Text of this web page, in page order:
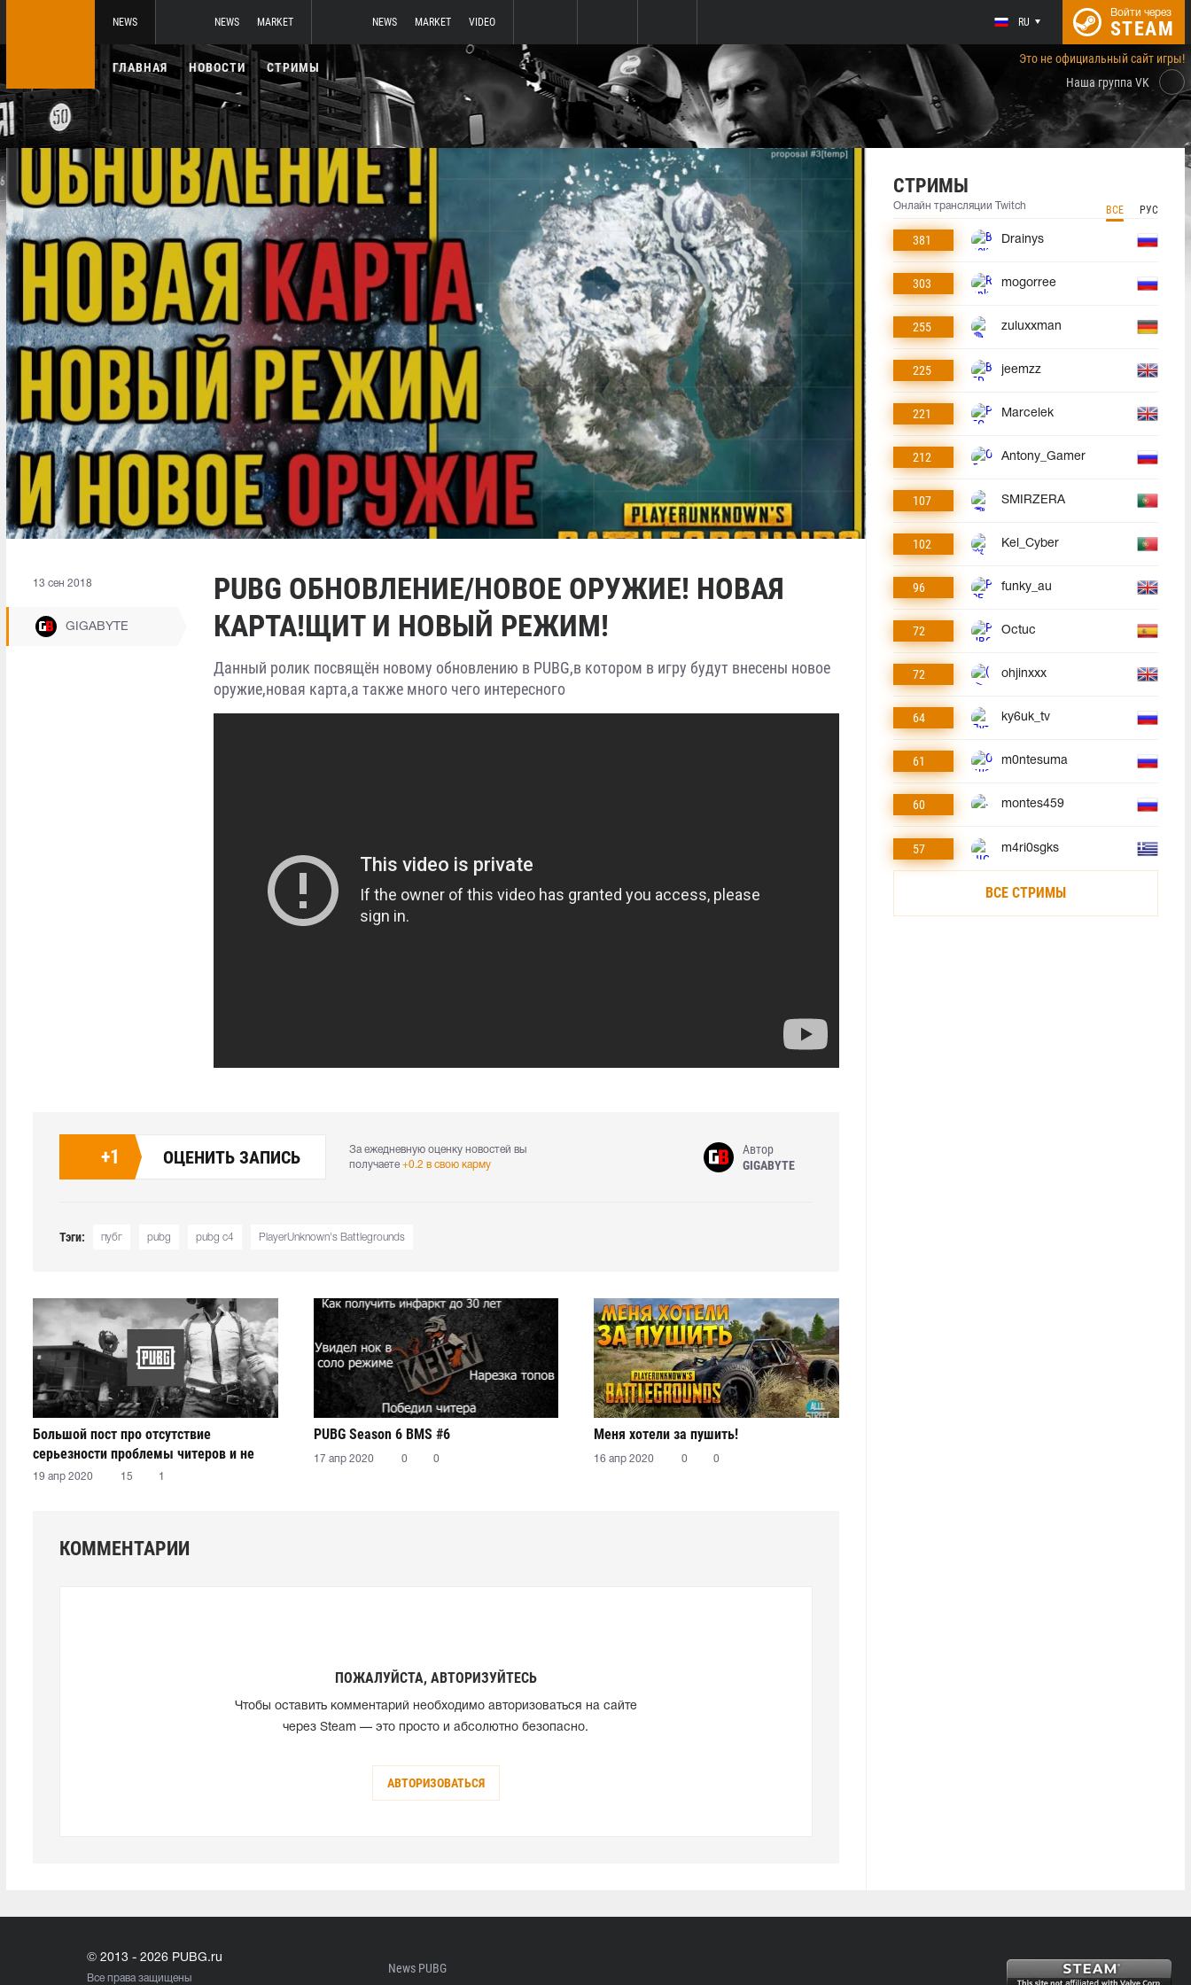
NEWS NEWS MARKET NEWS MARKET VIDEO RU
Войти через
STEAM
ГЛАВНАЯ НОВОСТИ СТРИМЫ
Это не официальный сайт игры!
Наша группа VK
13 сен 2018
GIGABYTE
PUBG ОБНОВЛЕНИЕ/НОВОЕ ОРУЖИЕ! НОВАЯ
КАРТА!ЩИТ И НОВЫЙ РЕЖИМ!
Данный ролик посвящён новому обновлению в PUBG,в котором в игру будут внесены новое
оружие,новая карта,а также много чего интересного
+1 ОЦЕНИТЬ ЗАПИСЬ
За ежедневную оценку новостей вы
получаете +0.2 в свою карму
Автор
GIGABYTE
Тэги: пубг pubg pubg c4 PlayerUnknown's Battlegrounds
Большой пост про отсутствие
серьезности проблемы читеров и не
только
19 апр 2020 15 1
PUBG Season 6 BMS #6
17 апр 2020 0 0
Меня хотели за пушить!
16 апр 2020 0 0
КОММЕНТАРИИ
ПОЖАЛУЙСТА, АВТОРИЗУЙТЕСЬ
Чтобы оставить комментарий необходимо авторизоваться на сайте
через Steam — это просто и абсолютно безопасно.
АВТОРИЗОВАТЬСЯ
СТРИМЫ
Онлайн трансляции Twitch ВСЕ РУС
381 Drainys
303 mogorree
255 zuluxxman
225 jeemzz
221 Marcelek
212 Antony_Gamer
107 SMIRZERA
102 Kel_Cyber
96 funky_au
72 Octuc
72 ohjinxxx
64 ky6uk_tv
61 m0ntesuma
60 montes459
57 m4ri0sgks
ВСЕ СТРИМЫ
© 2013 - 2026 PUBG.ru
Все права защищены
News PUBG